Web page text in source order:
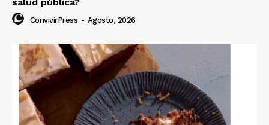
salud pública?
ConvivirPress - Agosto, 2026